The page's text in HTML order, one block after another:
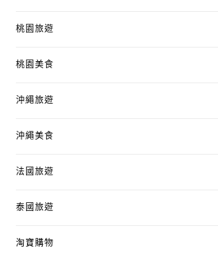
桃園旅遊
桃園美食
沖繩旅遊
沖繩美食
法國旅遊
泰國旅遊
淘寶購物